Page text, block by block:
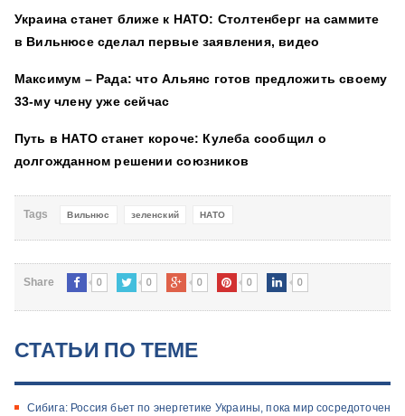
Украина станет ближе к НАТО: Столтенберг на саммите
в Вильнюсе сделал первые заявления, видео
Максимум – Рада: что Альянс готов предложить своему
33-му члену уже сейчас
Путь в НАТО станет короче: Кулеба сообщил о
долгожданном решении союзников
Tags Вильнюс зеленский НАТО
Share 0 0 0 0 0
СТАТЬИ ПО ТЕМЕ
​Сибига: Россия бьет по энергетике Украины, пока мир сосредоточен